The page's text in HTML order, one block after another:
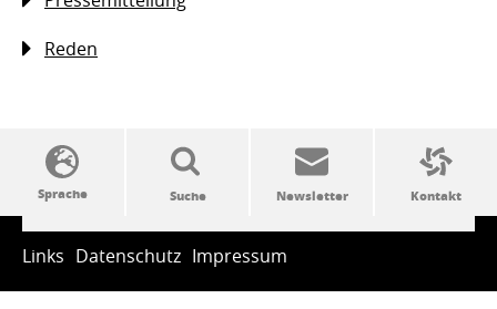
Reden
SSW-Politik von A bis Z
Links Datenschutz Impressum